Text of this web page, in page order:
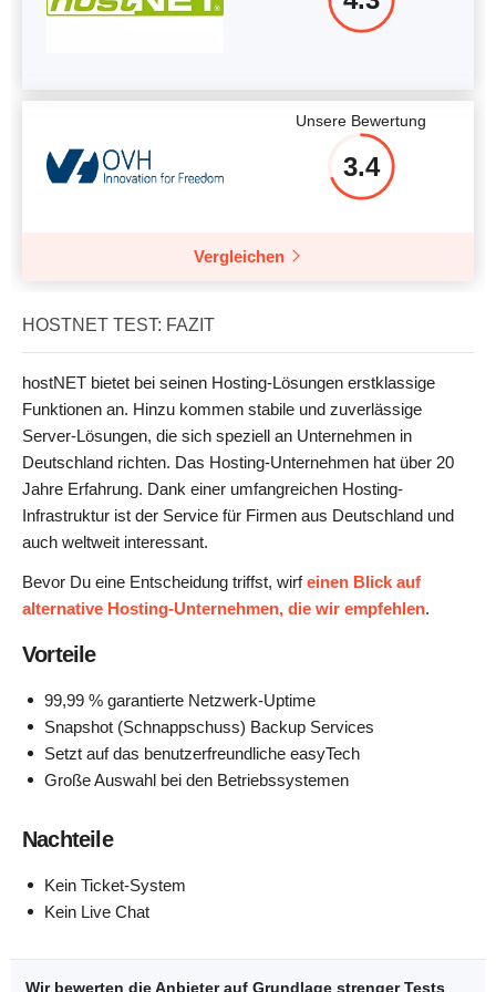
Unsere Bewertung
3.4
Vergleichen
HOSTNET TEST: FAZIT
hostNET bietet bei seinen Hosting-Lösungen erstklassige
Funktionen an. Hinzu kommen stabile und zuverlässige
Server-Lösungen, die sich speziell an Unternehmen in
Deutschland richten. Das Hosting-Unternehmen hat über 20
Jahre Erfahrung. Dank einer umfangreichen Hosting-
Infrastruktur ist der Service für Firmen aus Deutschland und
auch weltweit interessant.
Bevor Du eine Entscheidung triffst, wirfeinen Blick auf
alternative Hosting-Unternehmen, die wir empfehlen.
Vorteile
99,99 % garantierte Netzwerk-Uptime
Snapshot (Schnappschuss) Backup Services
Setzt auf das benutzerfreundliche easyTech
Große Auswahl bei den Betriebssystemen
Nachteile
Kein Ticket-System
Kein Live Chat
Wir bewerten die Anbieter auf Grundlage strenger Tests